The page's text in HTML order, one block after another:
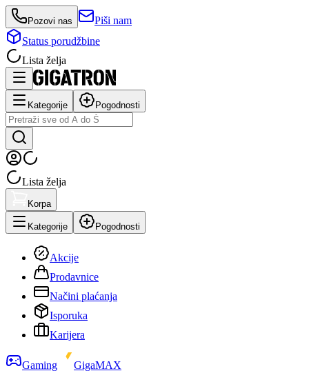
Pozovi nas
Piši nam
Status porudžbine
Lista želja
Kategorije Pogodnosti
Lista želja
Korpa
Kategorije Pogodnosti
Akcije
Prodavnice
Načini plaćanja
Isporuka
Karijera
Gaming
GigaMAX